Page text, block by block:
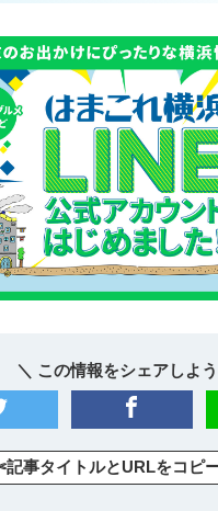
＼ この情報をシェアしよ
事タイトルとURLをコピ